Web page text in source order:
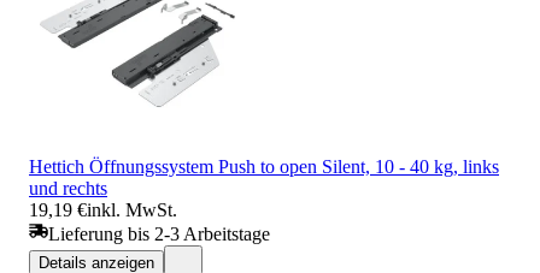
Hettich Öffnungssystem Push to open Silent, 10 - 40 kg, links
und rechts
19,19 €inkl. MwSt.
Lieferung bis 2-3 Arbeitstage
Details anzeigen